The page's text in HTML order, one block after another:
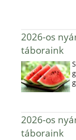
2026-os
táboraink
2026-os
táboraink